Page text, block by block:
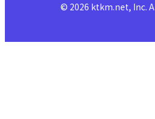
© 2026 ktkm.net, Inc.